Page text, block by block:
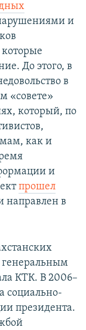
и
До этого, в
в
«совете»
который, по
как и
и
прошел
направлен в
генеральным
КТК. В 2006–
социально-
президента.